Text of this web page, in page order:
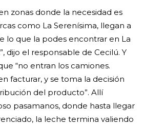
zonas donde la necesidad es
como La Serenísima, llegan a
lo que la podes encontrar en La
dijo el responsable de Cecilú. Y
“no entran los camiones.
facturar, y se toma la decisión
del producto”. Allí
pasamanos, donde hasta llegar
la leche termina valiendo